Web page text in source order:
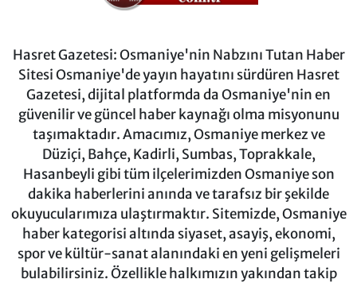
Hasret Gazetesi: Osmaniye'nin Nabzını Tutan Haber
Sitesi Osmaniye'de yayın hayatını sürdüren Hasret
Gazetesi, dijital platformda da Osmaniye'nin en
güvenilir ve güncel haber kaynağı olma misyonunu
taşımaktadır. Amacımız, Osmaniye merkez ve
Düziçi, Bahçe, Kadirli, Sumbas, Toprakkale,
Hasanbeyli gibi tüm ilçelerimizden Osmaniye son
dakika haberlerini anında ve tarafsız bir şekilde
okuyucularımıza ulaştırmaktır. Sitemizde, Osmaniye
haber kategorisi altında siyaset, asayiş, ekonomi,
spor ve kültür-sanat alanındaki en yeni gelişmeleri
bulabilirsiniz. Özellikle halkımızın yakından takip